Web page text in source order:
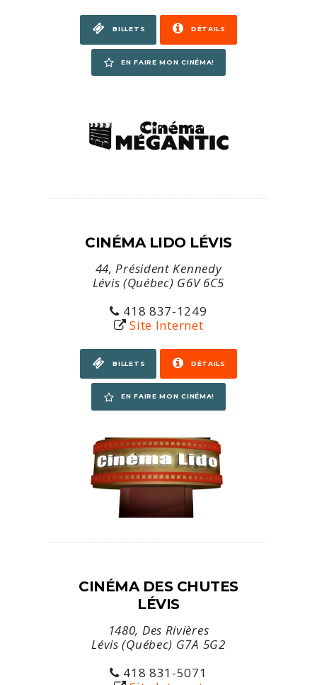
BILLETS DÉTAILS
EN FAIRE MON CINÉMA!
CINÉMA LIDO LÉVIS
44, Président Kennedy
Lévis (Québec) G6V 6C5
418 837-1249
Site Internet
BILLETS DÉTAILS
EN FAIRE MON CINÉMA!
CINÉMA DES CHUTES
LÉVIS
1480, Des Rivières
Lévis (Québec) G7A 5G2
418 831-5071